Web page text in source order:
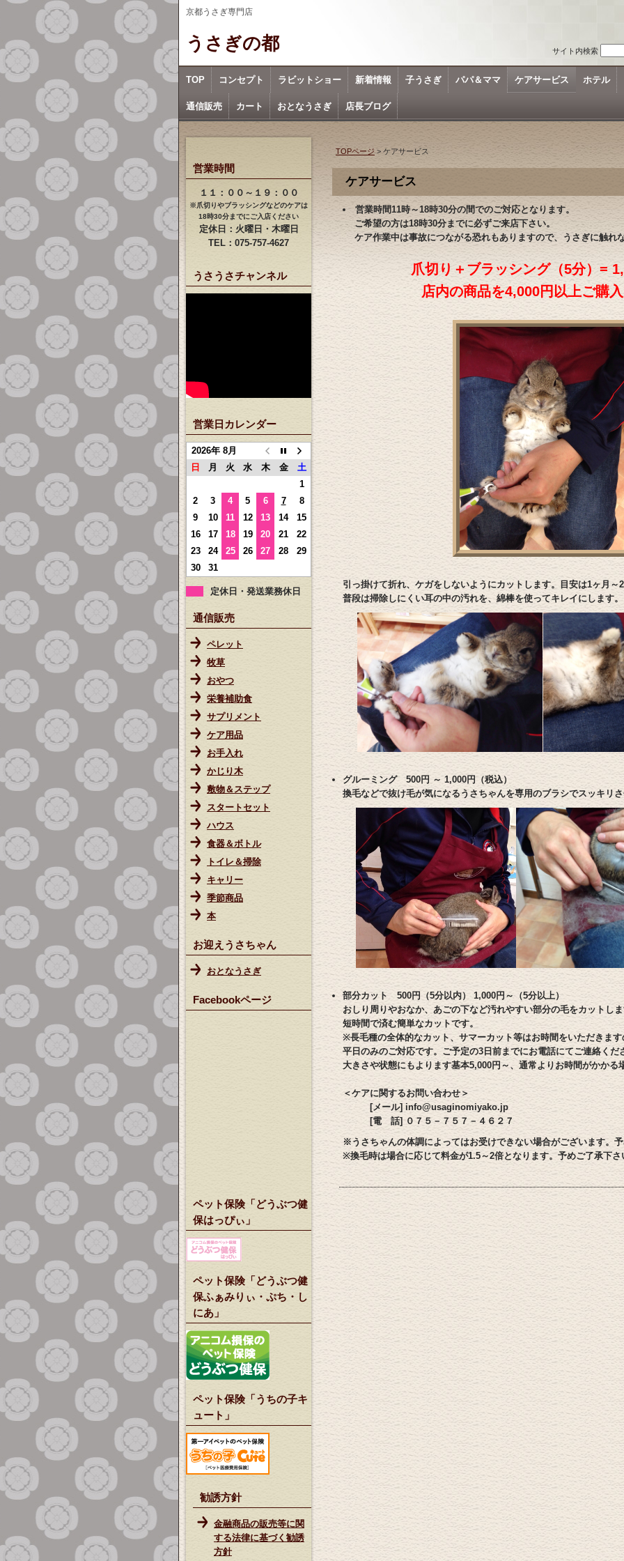
京都うさぎ専門店
うさぎの都 サイト内検索
TOP コンセプト ラビットショー 新着情報 子うさぎ パパ＆ママ ケアサービス ホテル
通信販売 カート おとなうさぎ 店長ブログ
TOPページ> ケアサービス
ケアサービス
営業時間11時～18時30分の間でのご対応となります。
ご希望の方は18時30分までに必ずご来店下さい。
ケア作業中は事故につながる恐れもありますので、うさぎに触れ
爪切り＋ブラッシング（5分）=
店内の商品を4,000円以上ご購
引っ掛けて折れ、ケガをしないようにカットします。目安は1ヶ月～
普段は掃除しにくい耳の中の汚れを、綿棒を使ってキレイにします。
グルーミング 500円 ～ 1,000円（税込）
換毛などで抜け毛が気になるうさちゃんを専用のブラシでスッキリ
部分カット 500円（5分以内） 1,000円～（5分以上）
おしり周りやおなか、あごの下など汚れやすい部分の毛をカットし
短時間で済む簡単なカットです。
※長毛種の全体的なカット、サマーカット等はお時間をいただきます
平日のみのご対応です。ご予定の3日前までにお電話にてご連絡くだ
大きさや状態にもよります基本5,000円～、通常よりお時間がかかる
＜ケアに関するお問い合わせ＞
[メール] info@usaginomiyako.jp
[電 話] ０７５－７５７－４６２７
※うさちゃんの体調によってはお受けできない場合がございます。
※換毛時は場合に応じて料金が1.5～2倍となります。予めご了承下さ
営業時間
１１：００～１９：００
※爪切りやブラッシングなどのケアは
18時30分までにご入店ください
定休日：火曜日・木曜日
TEL：075-757-4627
うさうさチャンネル
営業日カレンダー
2026年 8月
日
月 火 水 木 金
土
1
2
3 4 5 6 7
8
9
10 11 12 13 14
15
16
17 18 19 20 21
22
23
24 25 26 27 28
29
30
31
定休日・発送業務休日
通信販売
ペレット
牧草
おやつ
栄養補助食
サプリメント
ケア用品
お手入れ
かじり木
敷物＆ステップ
スタートセット
ハウス
食器＆ボトル
トイレ＆掃除
キャリー
季節商品
本
お迎えうさちゃん
おとなうさぎ
Facebookページ
ペット保険「どうぶつ健
保はっぴぃ」
ペット保険「どうぶつ健
保ふぁみりぃ・ぷち・し
にあ」
ペット保険「うちの子キ
ュート」
勧誘方針
金融商品の販売等に関
する法律に基づく勧誘
方針